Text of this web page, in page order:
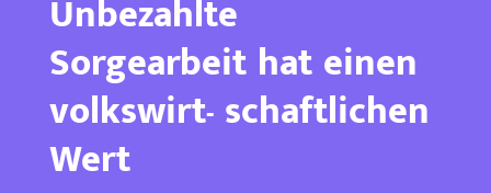
Unbezahlte
Sorgearbeit hat einen
volkswirt- schaftlichen
Wert